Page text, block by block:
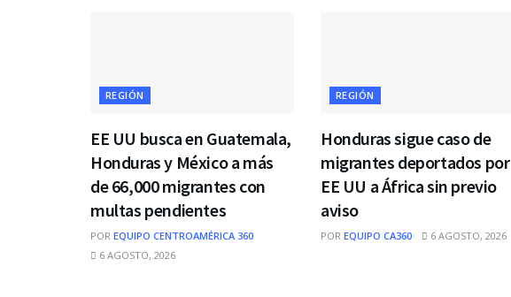
REGIÓN
EE UU busca en Guatemala,
Honduras y México a más
de 66,000 migrantes con
multas pendientes
POR EQUIPO CENTROAMÉRICA 360
6 AGOSTO, 2026
REGIÓN
Honduras sigue caso de
migrantes deportados por
EE UU a África sin previo
aviso
POR EQUIPO CA360 6 AGOSTO, 2026